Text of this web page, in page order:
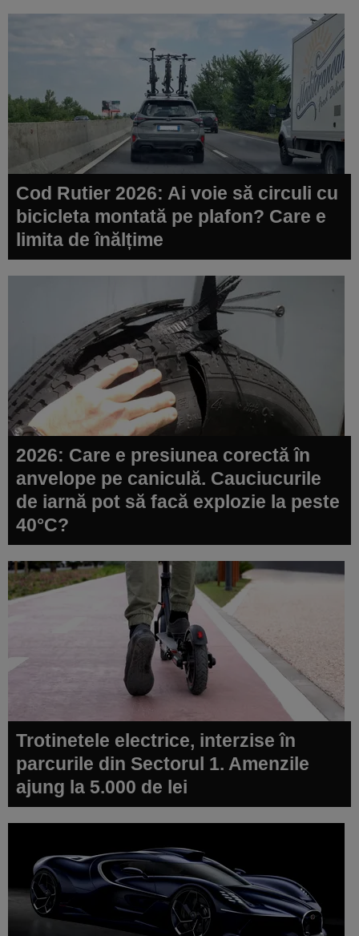
Cod Rutier 2026: Ai voie să circuli cu
bicicleta montată pe plafon? Care e
limita de înălțime
2026: Care e presiunea corectă în
anvelope pe caniculă. Cauciucurile
de iarnă pot să facă explozie la peste
40°C?
Trotinetele electrice, interzise în
parcurile din Sectorul 1. Amenzile
ajung la 5.000 de lei